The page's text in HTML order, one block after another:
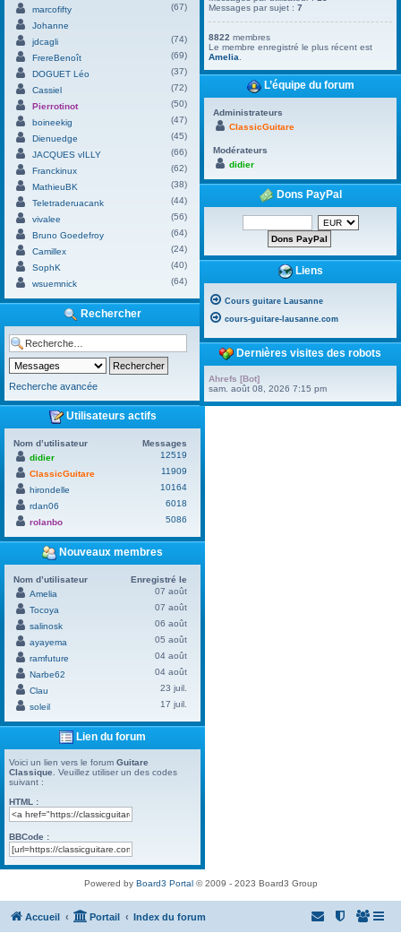
marcofifty
(67)
Johanne
jdcagli
(74)
FrereBenoît
(69)
DOGUET Léo
(37)
Cassiel
(72)
Pierrotinot
(50)
boineekig
(47)
Dienuedge
(45)
JACQUES vILLY
(66)
Franckinux
(62)
MathieuBK
(38)
Teletraderuacank
(44)
vivalee
(56)
Bruno Goedefroy
(64)
Camillex
(24)
SophK
(40)
wsuemnick
(64)
Rechercher
Recherche avancée
Utilisateurs actifs
Nom d’utilisateur
Messages
didier
12519
ClassicGuitare
11909
hirondelle
10164
rdan06
6018
rolanbo
5086
Nouveaux membres
Nom d’utilisateur
Enregistré le
Amelia
07 août
Tocoya
07 août
salinosk
06 août
ayayema
05 août
ramfuture
04 août
Narbe62
04 août
Clau
23 juil.
soleil
17 juil.
Lien du forum
Voici un lien vers le forum Guitare
Classique . Veuillez utiliser un des codes
suivant :
HTML :
BBCode :
Messages par sujet :7
8822 membres
Le membre enregistré le plus récent est
Amelia
L’équipe du forum
Administrateurs
ClassicGuitare
Modérateurs
didier
Dons PayPal
Liens
Cours guitare Lausanne
cours-guitare-lausanne.com
Dernières visites des robots
Ahrefs [Bot]
sam. août 08, 2026 7:15 pm
Powered by Board3 Portal© 2009 - 2023 Board3 Group
Accueil Portail Index du forum